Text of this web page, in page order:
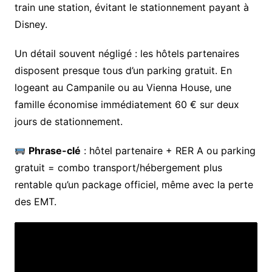
train une station, évitant le stationnement payant à
Disney.
Un détail souvent négligé : les hôtels partenaires
disposent presque tous d’un parking gratuit. En
logeant au Campanile ou au Vienna House, une
famille économise immédiatement 60 € sur deux
jours de stationnement.
Phrase-clé : hôtel partenaire + RER A ou parking
gratuit = combo transport/hébergement plus
rentable qu’un package officiel, même avec la perte
des EMT.